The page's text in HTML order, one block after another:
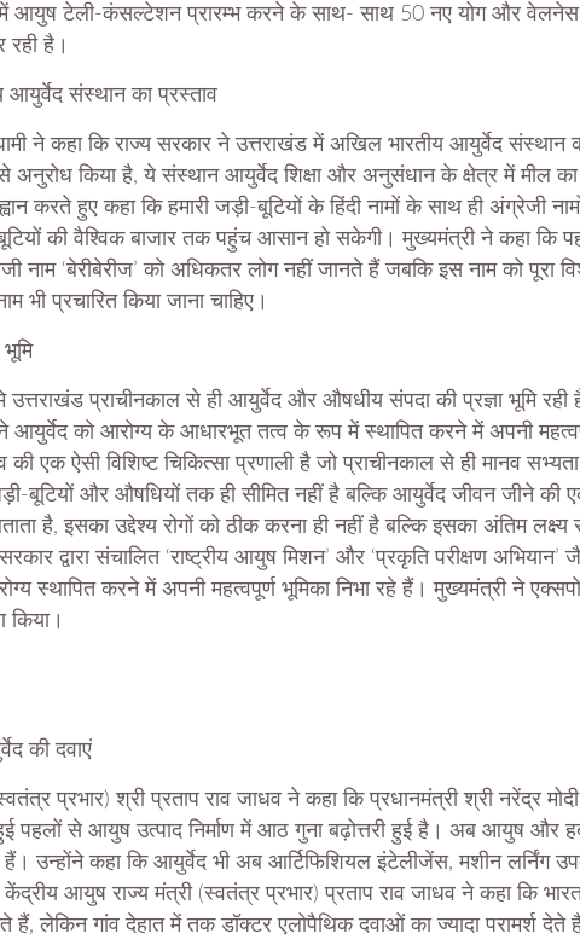
में आयुष टेली-कंसल्टेशन प्रारम्भ करने के साथ- साथ 50 नए योग और
रही है।
आयुर्वेद संस्थान का प्रस्ताव
ने कहा कि राज्य सरकार ने उत्तराखंड में अखिल भारतीय आयुर्वेद संस्थान
किया है, ये संस्थान आयुर्वेद शिक्षा और अनुसंधान के क्षेत्र में मील का
करते हुए कहा कि हमारी जड़ी-बूटियों के हिंदी नामों के साथ ही अंग्रेजी
की वैश्विक बाजार तक पहुंच आसान हो सकेगी। मुख्यमंत्री ने कहा कि
‘बेरीबेरीज’ को अधिकतर लोग नहीं जानते हैं जबकि इस नाम को पूरा
भी प्रचारित किया जाना चाहिए।
उत्तराखंड प्राचीनकाल से ही आयुर्वेद और औषधीय संपदा की प्रज्ञा भूमि रही
आयुर्वेद को आरोग्य के आधारभूत तत्व के रूप में स्थापित करने में अपनी
की एक ऐसी विशिष्ट चिकित्सा प्रणाली है जो प्राचीनकाल से ही मानव
बूटियों और औषधियों तक ही सीमित नहीं है बल्कि आयुर्वेद जीवन जीने की
है, इसका उद्देश्य रोगों को ठीक करना ही नहीं है बल्कि इसका अंतिम लक्ष्य
द्वारा संचालित ‘राष्ट्रीय आयुष मिशन’ और ‘प्रकृति परीक्षण
स्थापित करने में अपनी महत्वपूर्ण भूमिका निभा रहे हैं। मुख्यमंत्री ने
किया।
की दवाएं
प्रभार) श्री प्रताप राव जाधव ने कहा कि प्रधानमंत्री श्री नरेंद्र
पहलों से आयुष उत्पाद निर्माण में आठ गुना बढ़ोत्तरी हुई है। अब आयुष और
हैं। उन्होंने कहा कि आयुर्वेद भी अब आर्टिफिशियल इंटेलीजेंस, मशीन लर्निंग
आयुष राज्य मंत्री (स्वतंत्र प्रभार) प्रताप राव जाधव ने कहा कि भारत
लेकिन गांव देहात में तक डॉक्टर एलोपैथिक दवाओं का ज्यादा परामर्श देते